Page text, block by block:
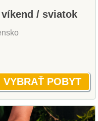
/ sviatok